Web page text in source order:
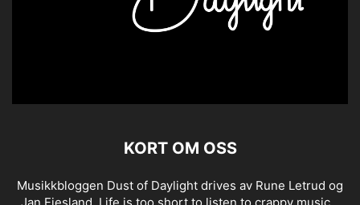
KORT OM OSS
Musikkbloggen Dust of Daylight drives av Rune Letrud og